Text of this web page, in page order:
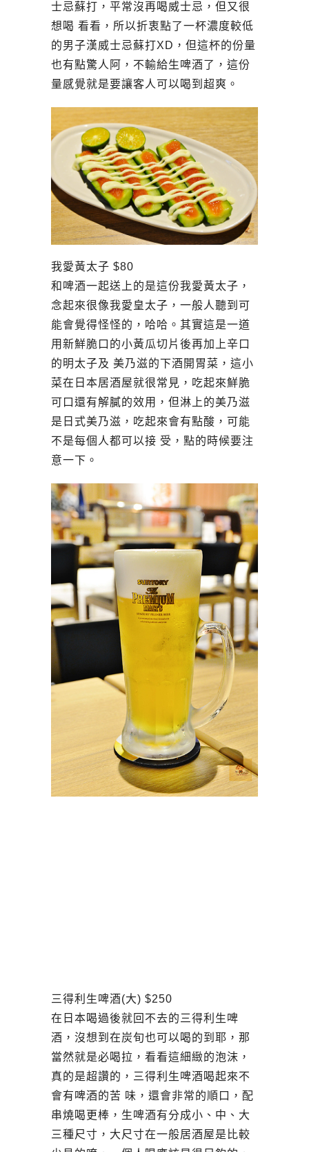
士忌蘇打，平常沒再喝威士忌，但又很
想喝 看看，所以折衷點了一杯濃度較低
的男子漢威士忌蘇打XD，但這杯的份量
也有點驚人阿，不輸給生啤酒了，這份
量感覺就是要讓客人可以喝到超爽。
我愛黃太子 $80
和啤酒一起送上的是這份我愛黃太子，
念起來很像我愛皇太子，一般人聽到可
能會覺得怪怪的，哈哈。其實這是一道
用新鮮脆口的小黃瓜切片後再加上辛口
的明太子及 美乃滋的下酒開胃菜，這小
菜在日本居酒屋就很常見，吃起來鮮脆
可口還有解膩的效用，但淋上的美乃滋
是日式美乃滋，吃起來會有點酸，可能
不是每個人都可以接 受，點的時候要注
意一下。
三得利生啤酒(大) $250
在日本喝過後就回不去的三得利生啤
酒，沒想到在炭旬也可以喝的到耶，那
當然就是必喝拉，看看這細緻的泡沫，
真的是超讚的，三得利生啤酒喝起來不
會有啤酒的苦 味，還會非常的順口，配
串燒喝更棒，生啤酒有分成小、中、大
三種尺寸，大尺寸在一般居酒屋是比較